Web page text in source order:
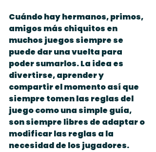
Cuándo hay hermanos, primos,
amigos más chiquitos en
muchos juegos siempre se
puede dar una vuelta para
poder sumarlos. La idea es
divertirse, aprender y
compartir el momento así que
siempre tomen las reglas del
juego como una simple guía,
son siempre libres de adaptar o
modificar las reglas a la
necesidad de los jugadores.